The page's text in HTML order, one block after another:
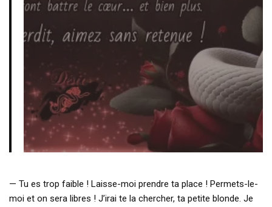
— Tu es trop faible ! Laisse-moi prendre ta place ! Permets-le-
moi et on sera libres ! J’irai te la chercher, ta petite blonde. Je